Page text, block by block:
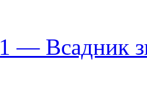
1 — Всадник